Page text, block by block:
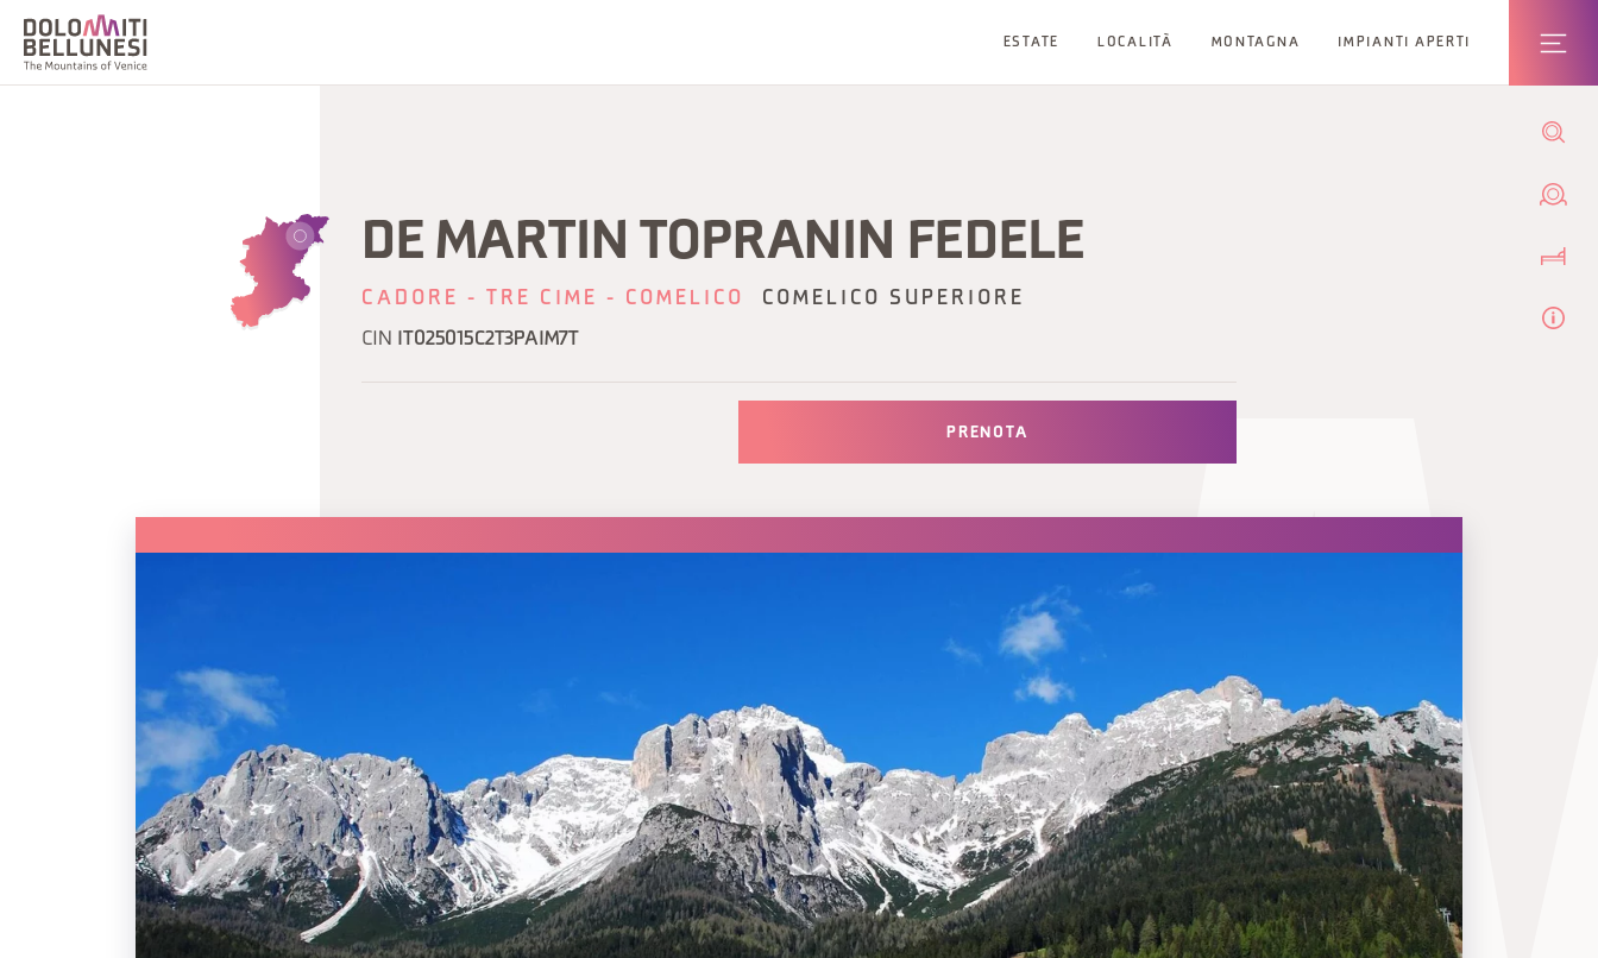
ESTATE LOCALITÀ MONTAGNA IMPIANTI APERTI
DE MARTIN TOPRANIN FEDELE
CADORE - TRE CIME - COMELICO
COMELICO SUPERIORE
CIN
IT025015C2T3PAIM7T
PRENOTA